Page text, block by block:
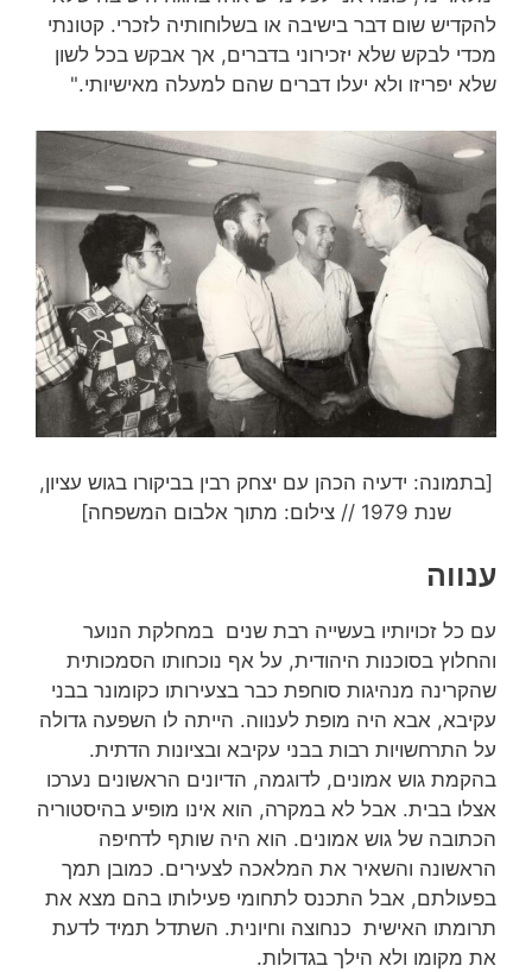
להקדיש שום דבר בישיבה או בשלוחותיה לזכרי. קטונתי
מכדי לבקש שלא יזכירוני בדברים, אך אבקש בכל לשון
שלא יפריזו ולא יעלו דברים שהם למעלה מאישיותי."
[בתמונה: ידעיה הכהן עם יצחק רבין בביקורו בגוש עציון,
שנת 1979 // צילום: מתוך אלבום המשפחה]
ענווה
עם כל זכויותיו בעשייה רבת שנים במחלקת הנוער
והחלוץ בסוכנות היהודית, על אף נוכחותו הסמכותית
שהקרינה מנהיגות סוחפת כבר בצעירותו כקומונר בבני
עקיבא, אבא היה מופת לענווה. הייתה לו השפעה גדולה
על התרחשויות רבות בבני עקיבא ובציונות הדתית.
בהקמת גוש אמונים, לדוגמה, הדיונים הראשונים נערכו
אצלו בבית. אבל לא במקרה, הוא אינו מופיע בהיסטוריה
הכתובה של גוש אמונים. הוא היה שותף לדחיפה
הראשונה והשאיר את המלאכה לצעירים. כמובן תמך
בפעולתם, אבל התכנס לתחומי פעילותו בהם מצא את
תרומתו האישית כנחוצה וחיונית. השתדל תמיד לדעת
את מקומו ולא הילך בגדולות.